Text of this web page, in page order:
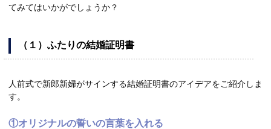
てみてはいかがでしょうか？
（１）ふたりの結婚証明書
人前式で新郎新婦がサインする結婚証明書のアイデアをご紹介しま
す。
①オリジナルの誓いの言葉を入れる